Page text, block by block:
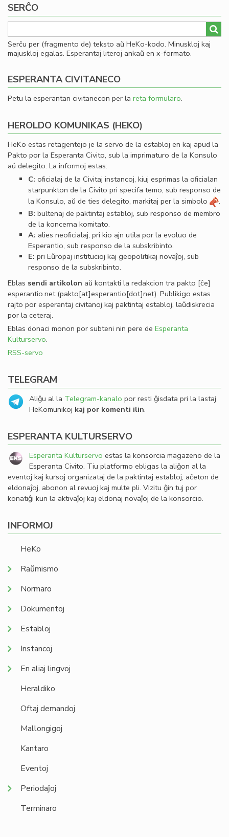
SERĈO
Serĉu per (fragmento de) teksto aŭ HeKo-kodo. Minuskloj kaj
majuskloj egalas. Esperantaj literoj ankaŭ en x-formato.
ESPERANTA CIVITANECO
Petu la esperantan civitanecon per la reta formularo.
HEROLDO KOMUNIKAS (HEKO)
HeKo estas retagentejo je la servo de la establoj en kaj apud la
Pakto por la Esperanta Civito, sub la imprimaturo de la Konsulo
aŭ delegito. La informoj estas:
C: oﬁcialaj de la Civitaj instancoj, kiuj esprimas la oﬁcialan
starpunkton de la Civito pri specifa temo, sub responso de
la Konsulo, aŭ de ties delegito, markitaj per la simbolo
.
B: bultenaj de paktintaj establoj, sub responso de membro
de la koncerna komitato.
A: alies neoﬁcialaj, pri kio ajn utila por la evoluo de
Esperantio, sub responso de la subskribinto.
E: pri Eŭropaj institucioj kaj geopolitikaj novaĵoj, sub
responso de la subskribinto.
Eblas sendi artikolon aŭ kontakti la redakcion tra pakto [ĉe]
esperantio.net(pakto[at]esperantio[dot]net). Publikigo estas
rajto por esperantaj civitanoj kaj paktintaj establoj, laŭdiskrecia
por la ceteraj.
Eblas donaci monon por subteni nin pere de Esperanta
Kulturservo.
RSS-servo
TELEGRAM
Aliĝu al la Telegram-kanalo por resti ĝisdata pri la lastaj
HeKomunikoj kaj por komenti ilin.
ESPERANTA KULTURSERVO
Esperanta Kulturservo estas la konsorcia magazeno de la
Esperanta Civito. Tiu platformo ebligas la aliĝon al la
eventoj kaj kursoj organizataj de la paktintaj establoj, aĉeton de
eldonaĵoj, abonon al revuoj kaj multe pli. Vizitu ĝin tuj por
konatiĝi kun la aktivaĵoj kaj eldonaj novaĵoj de la konsorcio.
INFORMOJ
HeKo
Raŭmismo
Normaro
Dokumentoj
Establoj
Instancoj
En aliaj lingvoj
Heraldiko
Oftaj demandoj
Mallongigoj
Kantaro
Eventoj
Periodaĵoj
Terminaro